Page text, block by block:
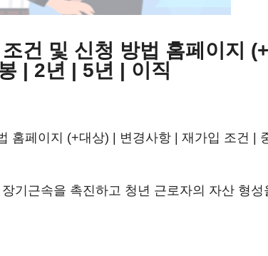
건 및 신청 방법 홈페이지
| 2년 | 5년 | 이직
홈페이지 (+대상) | 변경사항 | 재가입 조건 |
기근속을 촉진하고 청년 근로자의 자산 형